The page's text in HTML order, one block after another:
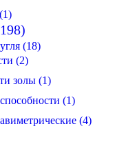
(18)
(2)
золы (1)
(1)
(4)